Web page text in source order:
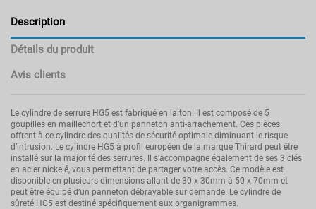
Description
Détails du produit
Avis clients
Le cylindre de serrure HG5 est fabriqué en laiton. Il est composé de 5
goupilles en maillechort et d’un panneton anti-arrachement. Ces pièces
offrent à ce cylindre des qualités de sécurité optimale diminuant le risque
d’intrusion. Le cylindre HG5 à profil européen de la marque Thirard peut être
installé sur la majorité des serrures. Il s’accompagne également de ses 3 clés
en acier nickelé, vous permettant de partager votre accès. Ce modèle est
disponible en plusieurs dimensions allant de 30 x 30mm à 50 x 70mm et
peut être équipé d’un panneton débrayable sur demande. Le cylindre de
sûreté HG5 est destiné spécifiquement aux organigrammes.